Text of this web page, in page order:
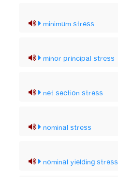
minimum stress
minor principal stress
net section stress
nominal stress
nominal yielding stress